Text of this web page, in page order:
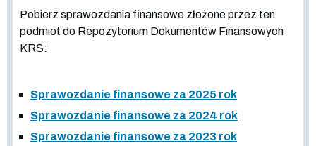
Pobierz sprawozdania finansowe złożone przez ten
podmiot do Repozytorium Dokumentów Finansowych
KRS:
Sprawozdanie finansowe za 2025 rok
Sprawozdanie finansowe za 2024 rok
Sprawozdanie finansowe za 2023 rok